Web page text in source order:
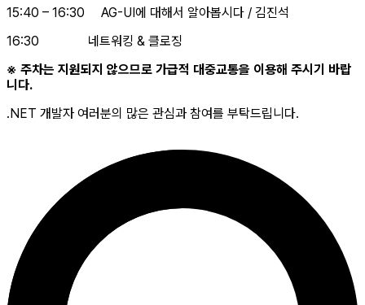
15:40 – 16:30 AG-UI에 대해서 알아봅시다 / 김진석
16:30 네트워킹 & 클로징
※ 주차는 지원되지 않으므로 가급적 대중교통을 이용해 주시기 바랍
니다.
.NET 개발자 여러분의 많은 관심과 참여를 부탁드립니다.